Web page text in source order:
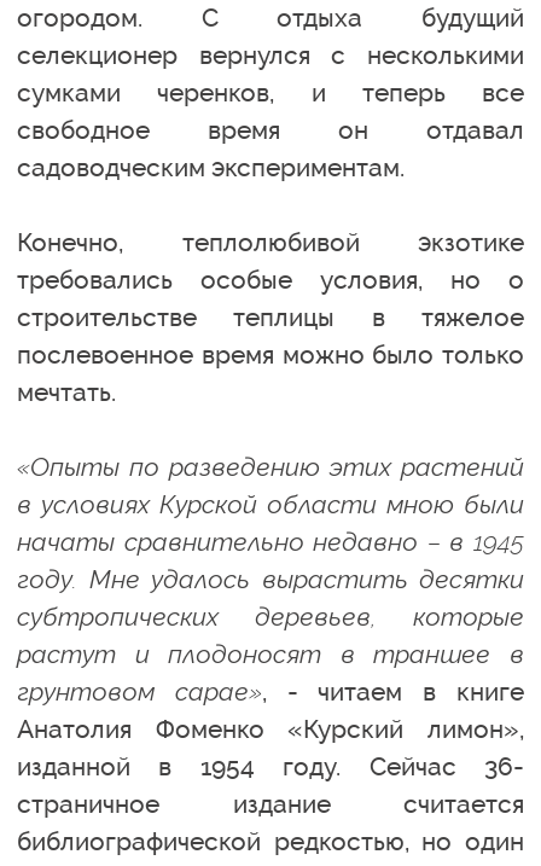
огородом. С отдыха будущий
селекционер вернулся с несколькими
сумками черенков, и теперь все
свободное время он отдавал
садоводческим экспериментам.
Конечно, теплолюбивой экзотике
требовались особые условия, но о
строительстве теплицы в тяжелое
послевоенное время можно было только
мечтать.
«Опыты по разведению этих растений
в условиях Курской области мною были
начаты сравнительно недавно – в 1945
году. Мне удалось вырастить десятки
субтропических деревьев, которые
растут и плодоносят в траншее в
грунтовом сарае», - читаем в книге
Анатолия Фоменко «Курский лимон»,
изданной в 1954 году. Сейчас 36-
страничное издание считается
библиографической редкостью, но один